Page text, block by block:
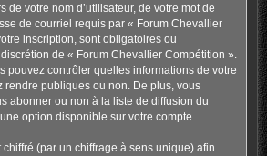
de votre nom d’utilisateur, de votre mot de
de courriel requis par « Forum Chevallier
inscription, sont obligatoires ou
de « Forum Chevallier Compétition ».
pouvez contrôler quelles informations de votre
rendre publiques ou non. De plus, vous
abonner ou non à la liste de diffusion du
option disponible sur votre compte.
chiffré (par un chiffrage à sens unique) afin